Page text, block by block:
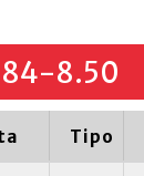
84-8.50
Tipo